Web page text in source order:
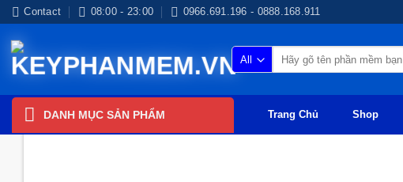
Skip
content
Contact 08:00 - 23:00 0966.691.196 - 0888.168.911
kiếm:
DANH MỤC SẢN PHẨM Trang Chủ Shop
NHẠC FLAC QUỐC TẾ